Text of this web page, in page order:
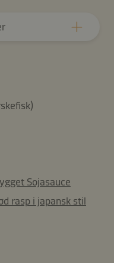
Sojasauce
rasp i japansk stil